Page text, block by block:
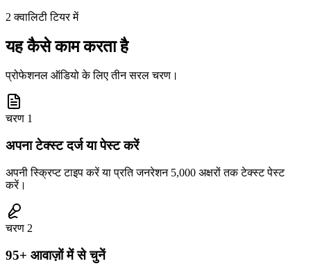
2 क्वालिटी टियर में
यह कैसे काम करता है
प्रोफेशनल ऑडियो के लिए तीन सरल चरण।
चरण 1
अपना टेक्स्ट दर्ज या पेस्ट करें
अपनी स्क्रिप्ट टाइप करें या प्रति जनरेशन 5,000 अक्षरों तक टेक्स्ट पेस्ट
करें।
चरण 2
95+ आवाज़ों में से चुनें